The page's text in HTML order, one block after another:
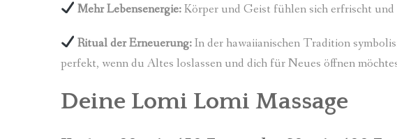
Mehr Lebensenergie:Körper und Geist fühlen sich erfrischt
Ritual der Erneuerung:In der hawaiianischen Tradition
perfekt, wenn du Altes loslassen und dich für Neues öffnen
Deine Lomi Lomi Massage